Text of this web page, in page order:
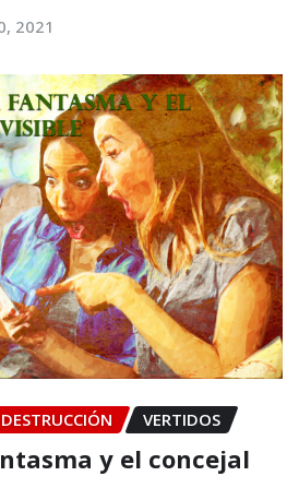
2021
DESTRUCCIÓN VERTIDOS
y el concejal